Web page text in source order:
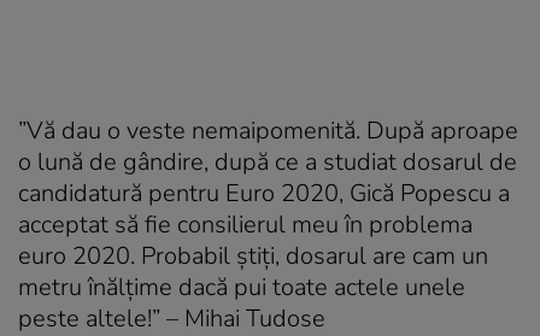
”Vă dau o veste nemaipomenită. După aproape
o lună de gândire, după ce a studiat dosarul de
candidatură pentru Euro 2020, Gică Popescu a
acceptat să fie consilierul meu în problema
euro 2020. Probabil știți, dosarul are cam un
metru înălțime dacă pui toate actele unele
peste altele!” – Mihai Tudose